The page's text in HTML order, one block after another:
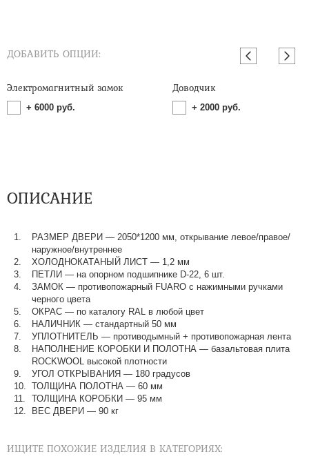
ДОБАВИТЬ ОПЦИИ:
Электромагнитный замок
+ 6000 руб.
Доводчик
+ 2000 руб.
ОПИСАНИЕ
РАЗМЕР ДВЕРИ — 2050*1200 мм, открывание левое/правое/
наружное/внутреннее
ХОЛОДНОКАТАНЫЙ ЛИСТ — 1,2 мм
ПЕТЛИ — на опорном подшипнике D-22, 6 шт.
ЗАМОК — противопожарный FUARO с нажимными ручками
черного цвета
ОКРАС — по каталогу RAL в любой цвет​​​​​​​
НАЛИЧНИК — стандартный 50 мм
УПЛОТНИТЕЛЬ — противодымный + противопожарная лента
НАПОЛНЕНИЕ КОРОБКИ И ПОЛОТНА — базальтовая плита
ROCKWOOL высокой плотности
УГОЛ ОТКРЫВАНИЯ — 180 градусов
ТОЛЩИНА ПОЛОТНА — 60 мм
ТОЛЩИНА КОРОБКИ — 95 мм
ВЕС ДВЕРИ — 90 кг
ИЩИТЕ ПОХОЖИЕ ИЗДЕЛИЯ В КАТЕГОРИЯХ: